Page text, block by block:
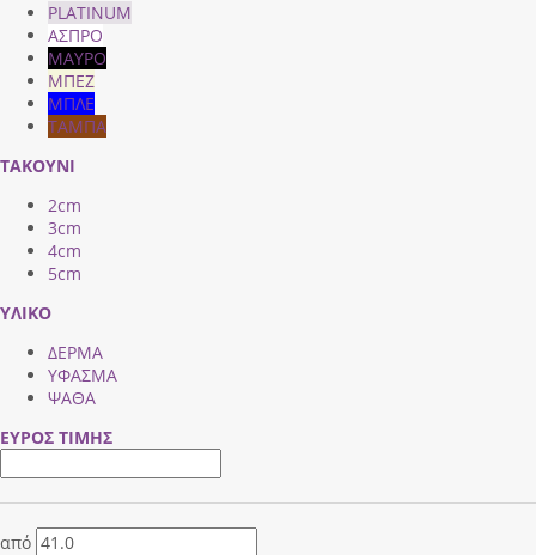
PLATINUM
ΑΣΠΡΟ
ΜΑΥΡΟ
ΜΠΕΖ
ΜΠΛΕ
ΤΑΜΠΑ
ΤΑΚΟΥΝΙ
2cm
3cm
4cm
5cm
ΥΛΙΚΟ
ΔΕΡΜΑ
ΥΦΑΣΜΑ
ΨΑΘΑ
ΕΥΡΟΣ ΤΙΜΗΣ
από